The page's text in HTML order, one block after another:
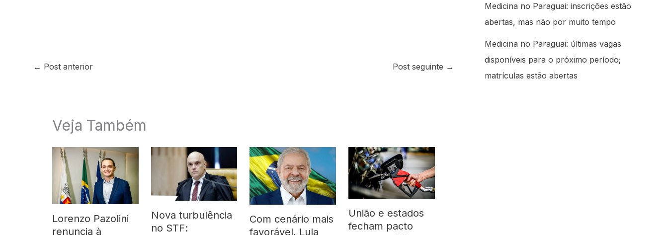
← Post anterior Post seguinte →
Veja Também
Lorenzo Pazolini
renuncia à
Nova turbulência
no STF:
Com cenário mais
favorável, Lula
União e estados
fecham pacto
Medicina no Paraguai: inscrições estão
abertas, mas não por muito tempo
Medicina no Paraguai: últimas vagas
disponíveis para o próximo período;
matrículas estão abertas